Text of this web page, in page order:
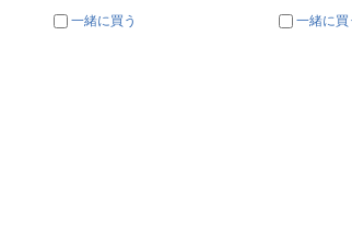
一緒に買う 一緒に買